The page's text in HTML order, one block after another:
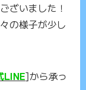
ざいました！
の様子が少し
LINE]から承っ